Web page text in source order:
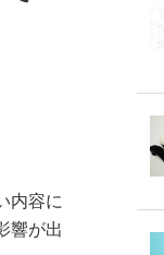
内容に
響が出